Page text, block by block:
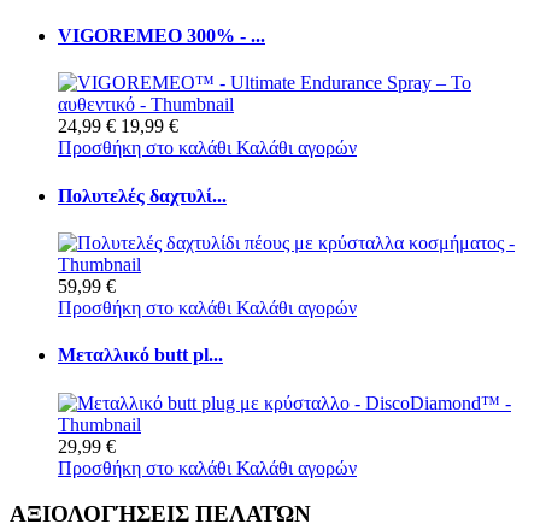
VIGOREMEO 300% - ...
24,99 € 19,99 €
Προσθήκη στο καλάθι Καλάθι αγορών
Πολυτελές δαχτυλί...
59,99 €
Προσθήκη στο καλάθι Καλάθι αγορών
Μεταλλικό butt pl...
29,99 €
Προσθήκη στο καλάθι Καλάθι αγορών
ΑΞΙΟΛΟΓΉΣΕΙΣ ΠΕΛΑΤΏΝ